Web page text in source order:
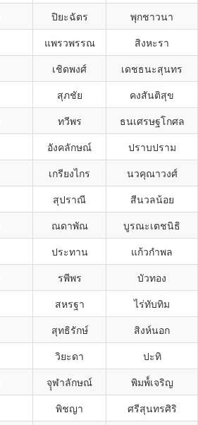
ปิยะฉัตร พุกชาวนา
แพรวพรรณ สิงหะรา
เชิดพงศ์ เดชธนะสุนทร
สุภชัย คงสันติสุข
ทวีพร ธนเศรษฐโกศล
อังคลักษณ์ ปราบปราม
เกรียงไกร นวคุณาวงศ์
สุปราณี สีนวลน้อย
ณดาพัณ บูรณะเตชนิธิ
ประทาน แก้วกำพล
รพีพร บัวทอง
สหรฐา ไร่ทับทิม
สุทธิรักษ์ สิงห์นอก
วิยะดา ปะทิ
จุุฬาลักษณ์ พิมพ์์เจริญ
พิชญา ศรีสุนทรศิริ